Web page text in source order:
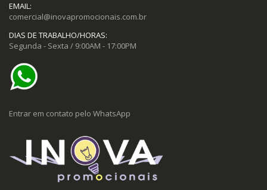
EMAIL:
comercial@inovapromocionais.com.br
DIAS DE TRABALHO/HORAS:
Segunda - Sexta / 9:00AM - 17:00PM
Entrar em contato pelo WhatsApp